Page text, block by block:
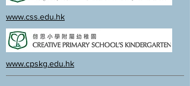
www.css.edu.hk
www.cpskg.edu.hk